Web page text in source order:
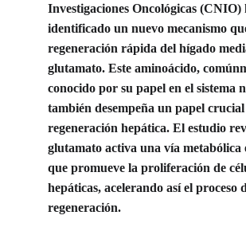
Investigaciones Oncológicas (CNIO)
identificado un nuevo mecanismo
regeneración rápida del hígado
glutamato. Este aminoácido,
conocido por su papel en el sistema
también desempeña un papel crucial
regeneración hepática. El estudio
glutamato activa una vía metabólica
que promueve la proliferación de
hepáticas, acelerando así el proceso
regeneración.